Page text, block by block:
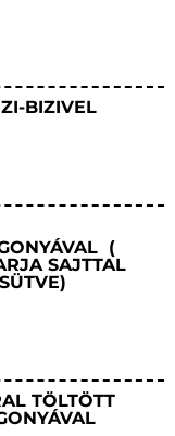
BIZIVEL
(
SAJTTAL
TÖLTÖTT